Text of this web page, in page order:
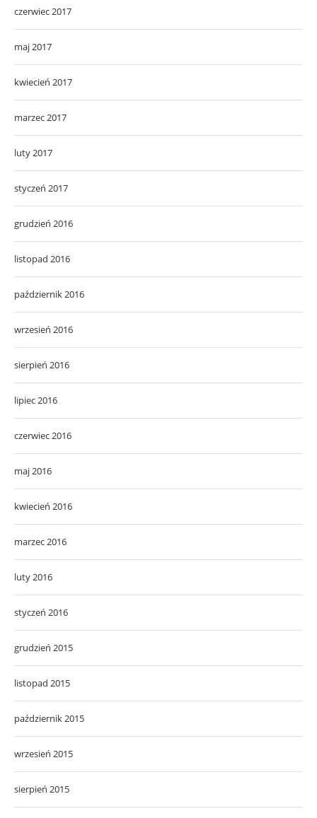
czerwiec 2017
maj 2017
kwiecień 2017
marzec 2017
luty 2017
styczeń 2017
grudzień 2016
listopad 2016
październik 2016
wrzesień 2016
sierpień 2016
lipiec 2016
czerwiec 2016
maj 2016
kwiecień 2016
marzec 2016
luty 2016
styczeń 2016
grudzień 2015
listopad 2015
październik 2015
wrzesień 2015
sierpień 2015